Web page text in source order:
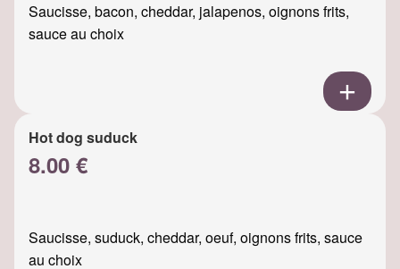
Saucisse, bacon, cheddar, jalapenos, oignons frits,
sauce au choix
Hot dog suduck
8.00 €
Saucisse, suduck, cheddar, oeuf, oignons frits, sauce
au choix